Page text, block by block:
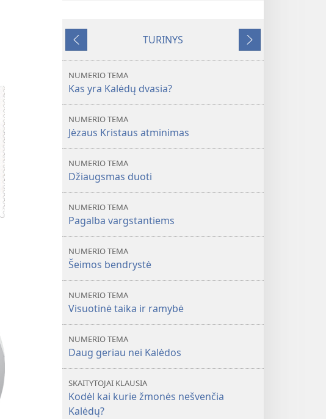
SARGYBOS
geriau
Ankstesnis
TURINYS
Tolesnis
NUMERIO TEMA
Kas yra Kalėdų dvasia?
NUMERIO TEMA
Jėzaus Kristaus atminimas
NUMERIO TEMA
Džiaugsmas duoti
NUMERIO TEMA
Pagalba vargstantiems
NUMERIO TEMA
Šeimos bendrystė
NUMERIO TEMA
Visuotinė taika ir ramybė
NUMERIO TEMA
Daug geriau nei Kalėdos
SKAITYTOJAI KLAUSIA
Kodėl kai kurie žmonės nešvenčia
Kalėdų?